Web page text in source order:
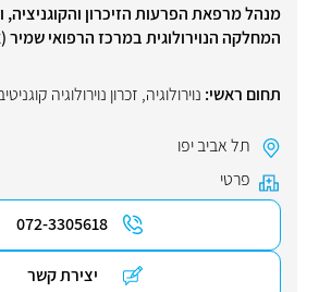
מנהל מרפאת הפרעות הזיכרון
המחלקה הנוירולוגית במרכז הרפואי
תחום ראשי: נוירולוגיה, זכרון נוירולוגיה
תל אביב יפו
פרטי
072-3305618
יצירת קשר